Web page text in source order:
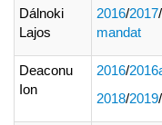
Dálnoki
Lajos
2016/2017/
mandat
Deaconu
Ion
2016/
2018/2019/